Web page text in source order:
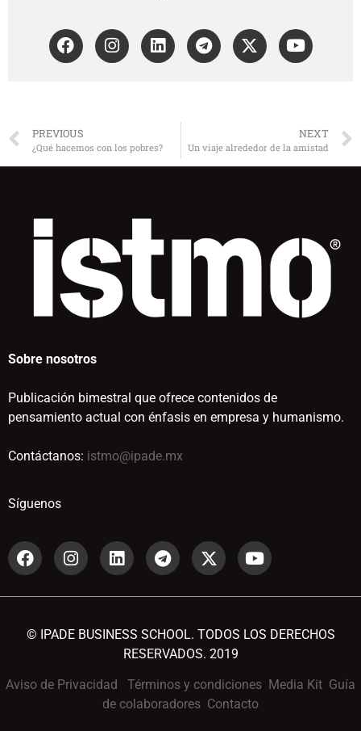
PREVIOUS
¿Qué hacemos con los pobres?
NEXT
Un viaje alrededor de la amistad
Sobre nosotros
Publicación bimestral que ofrece contenidos de
pensamiento actual con énfasis en empresa y humanismo.
Contáctanos: istmo@ipade.mx
Síguenos
© IPADE BUSINESS SCHOOL. TODOS LOS DERECHOS
RESERVADOS. 2019
Aviso de Privacidad Términos y condiciones Media Kit Guía
de colaboradores Contacto